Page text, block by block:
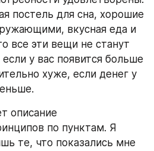
постель для сна, хорошие
вкусная еда и
все эти вещи не станут
у вас появится больше
хуже, если денег у
описание
по пунктам. Я
те, что показались мне